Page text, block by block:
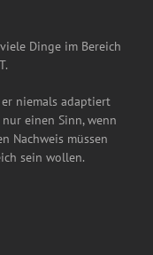
Dinge im Bereich
niemals adaptiert
einen Sinn, wenn
Nachweis müssen
sein wollen.